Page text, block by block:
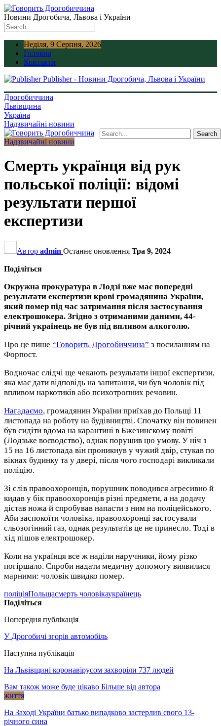
Новини Дрогобича, Львова і України
Неділя, 9 Серпня, 2026
Головна
Контакти
Publisher - Новини Дрогобича, Львова і України
Дрогобиччина
Львівщина
Україна
Надзвичайні новини
Надзвичайні новини
Смерть українця від рук
польської поліції: відомі
результати першої
експертизи
Автор admin Останнє оновлення Тра 9, 2024
Поділіться
Окружна прокуратура в Лодзі вже має попередні
результати експертизи крові громадянина України,
який помер під час затримання після застосування
електрошокера. Згідно з отриманими даними, 44-
річний українець не був під впливом алкоголю.
Про це пише “Говорить Дрогобиччина” з посиланням на
Форпост.
Водночас слідчі ще чекають результати іншої експертизи,
яка має дати відповідь на запитання, чи був чоловік під
впливом наркотиків або психотропних речовин.
Нагадаємо, громадянин України приїхав до Польщі 11
листопада на роботу на будівництві. Спочатку він повинен
був сидіти вдома на карантині в Бжезинскому повіті
(Лодзьке воєводство), однак порушив цю умову. У ніч з
15 на 16 листопада він проникнув у чужий двір, стукав по
вікнах будинку та у двері, після чого господарі викликали
поліцію.
Зі слів правоохоронців, порушник поводився агресивно й
кидав у бік правоохоронців різні предмети, а на додачу
дістав ножа й спробував напасти з ним на поліцейського.
Аби заспокоїти чоловіка, правоохоронці застосували
сльозогінний газ, однак результатів це не принесло. Тоді в
хід пішов електрошокер.
Коли на українця все ж наділи наручники, йому різко
погіршало. Спроби надати медичну допомогу виявилися
марними: чоловік швидко помер.
поліціяПольщасмерть чоловікаукраїнець
Поділіться
Попередня публікація
У Дрогобичі згорів автомобіль
Наступна публікація
На Львівщині коронавірусом захворіли 737 людей
Вам також може буде цікаво Більше від автора
життя
На Заході України батько випадково застерлив свого 13-
річного сина